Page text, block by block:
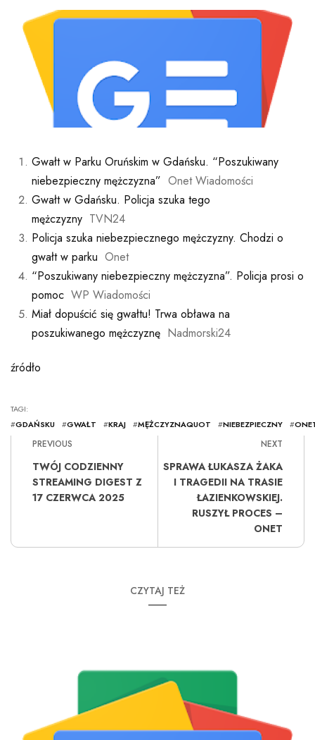
Gwałt w Parku Oruńskim w Gdańsku. “Poszukiwany
niebezpieczny mężczyzna” Onet Wiadomości
Gwałt w Gdańsku. Policja szuka tego
mężczyzny TVN24
Policja szuka niebezpiecznego mężczyzny. Chodzi o
gwałt w parku Onet
“Poszukiwany niebezpieczny mężczyzna”. Policja prosi o
pomoc WP Wiadomości
Miał dopuścić się gwałtu! Trwa obława na
poszukiwanego mężczyznę Nadmorski24
źródło
TAGI:
#GDAŃSKU #GWAŁT #KRAJ #MĘŻCZYZNAQUOT #NIEBEZPIECZNY #
PREVIOUS
TWÓJ CODZIENNY
STREAMING DIGEST Z
17 CZERWCA 2025
NEXT
SPRAWA ŁUKASZA ŻAKA
I TRAGEDII NA TRASIE
ŁAZIENKOWSKIEJ.
RUSZYŁ PROCES –
ONET
CZYTAJ TEŻ